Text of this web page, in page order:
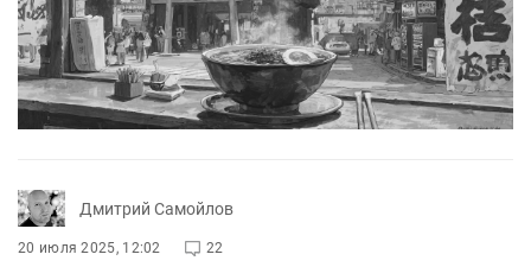
Дмитрий Самойлов
20 июля 2025, 12:02 22